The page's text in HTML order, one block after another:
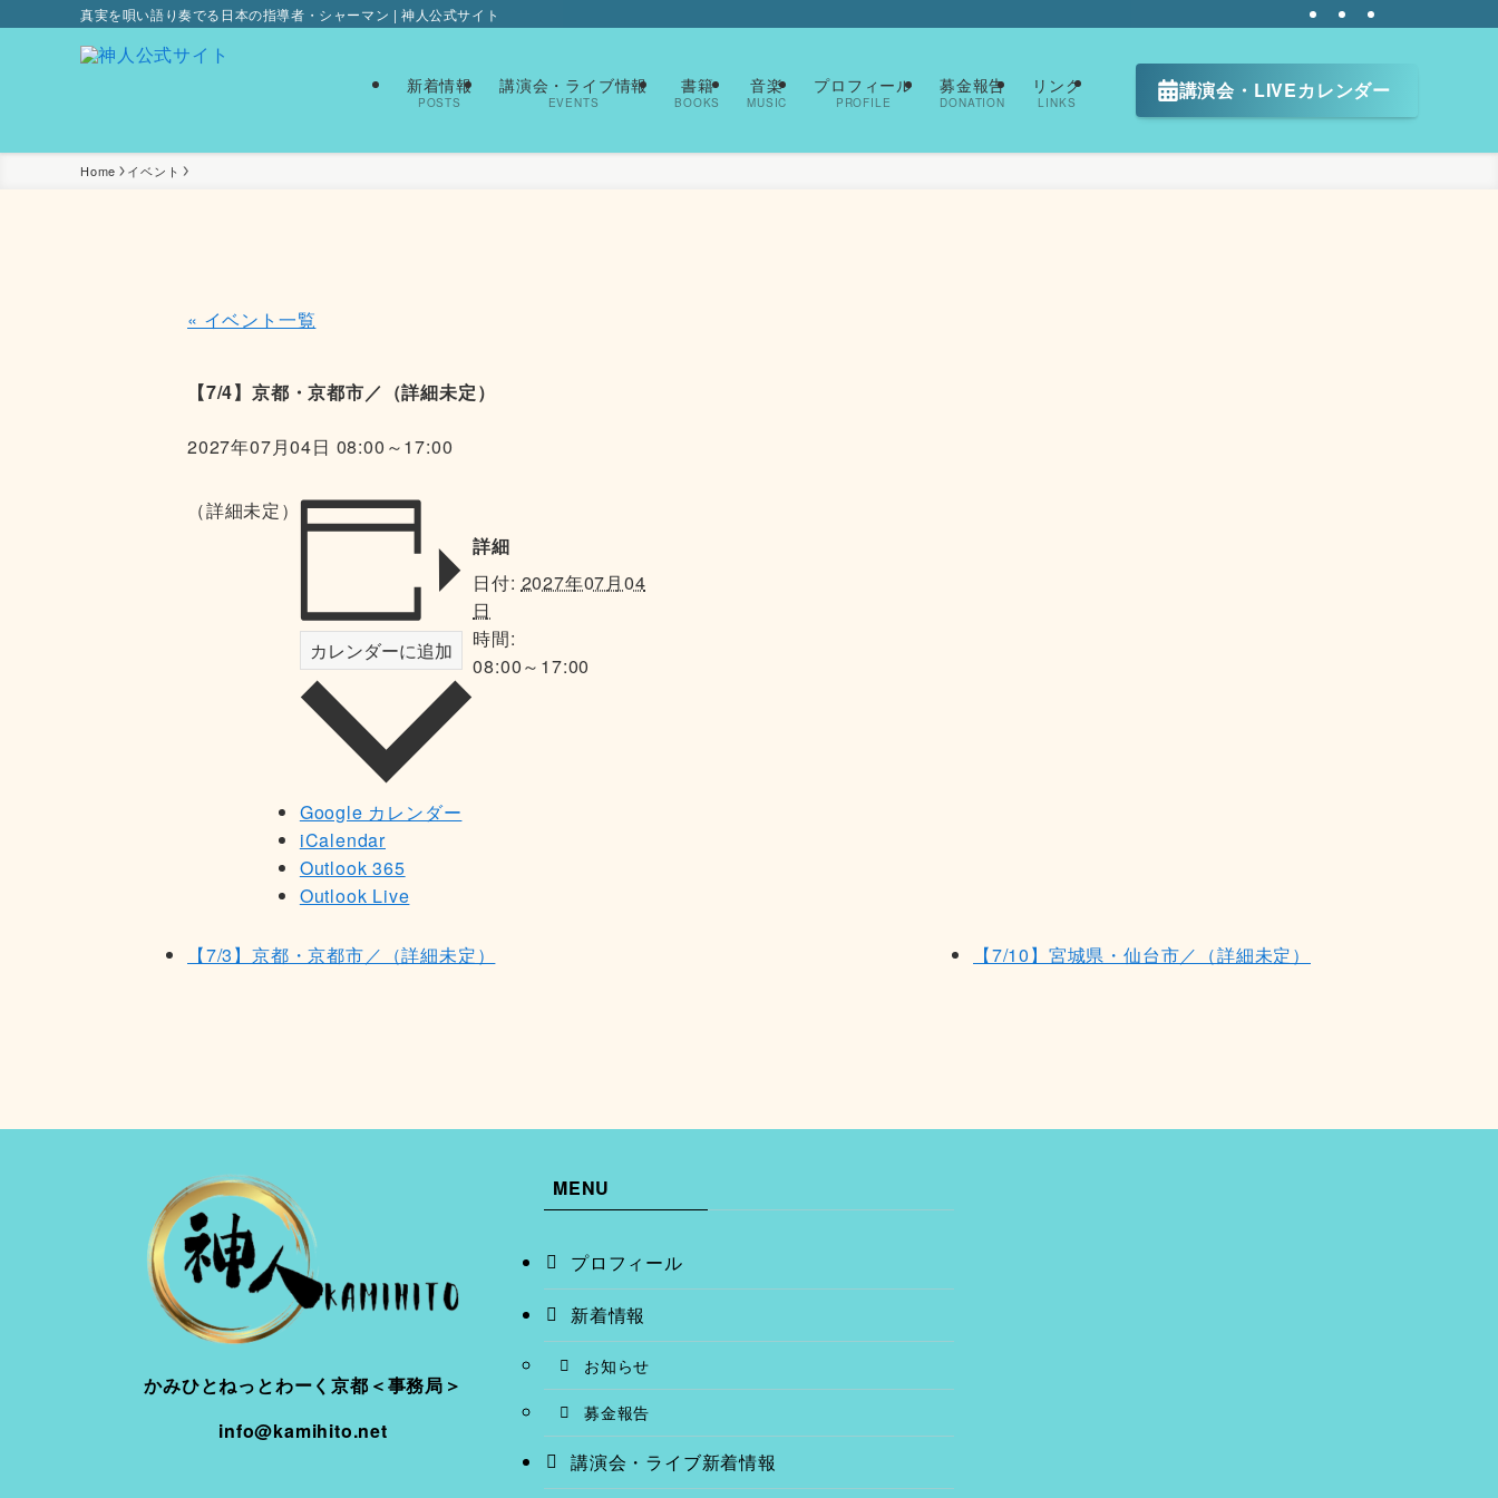
真実を唄い語り奏でる日本の指導者・シャーマン | 神人公式サイト
新着情報
POSTS
講演会・ライブ情報
EVENTS
書籍
BOOKS
音楽
MUSIC
プロフィール
PROFILE
募金報告
DONATION
リンク
LINKS 講演会・LIVEカレンダー
Home イベント
« イベント一覧
【7/4】京都・京都市／（詳細未定）
2027年07月04日 08:00 ～17:00
（詳細未定）
カレンダーに追加
Google カレンダー
iCalendar
Outlook 365
Outlook Live
詳細
日付: 2027年07月04
日
時間:
08:00～17:00
【7/3】京都・京都市／（詳細未定） 【7/10】宮城県・仙台市／（詳細未定）
かみひとねっとわーく京都＜事務局＞
info@kamihito.net
MENU
プロフィール
新着情報
お知らせ
募金報告
講演会・ライブ新着情報